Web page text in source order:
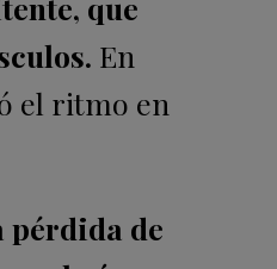
que
En
el ritmo en
pérdida de